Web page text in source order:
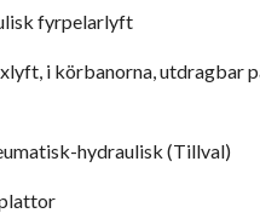
fyrpelarlyft
i körbanorna, utdragbar
hydraulisk (Tillval)